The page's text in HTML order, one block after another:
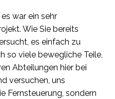
war ein sehr
Wie Sie bereits
es einfach zu
so viele bewegliche Teile,
Abteilungen hier bei
versuchen, uns
Fernsteuerung, sondern